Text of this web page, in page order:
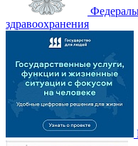
здравоохранения